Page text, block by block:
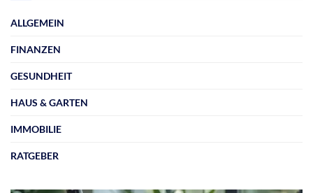
ALLGEMEIN
FINANZEN
GESUNDHEIT
HAUS & GARTEN
IMMOBILIE
RATGEBER